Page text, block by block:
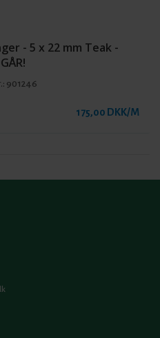
- 5 x 22 mm Teak -
901246
175,00 DKK/M